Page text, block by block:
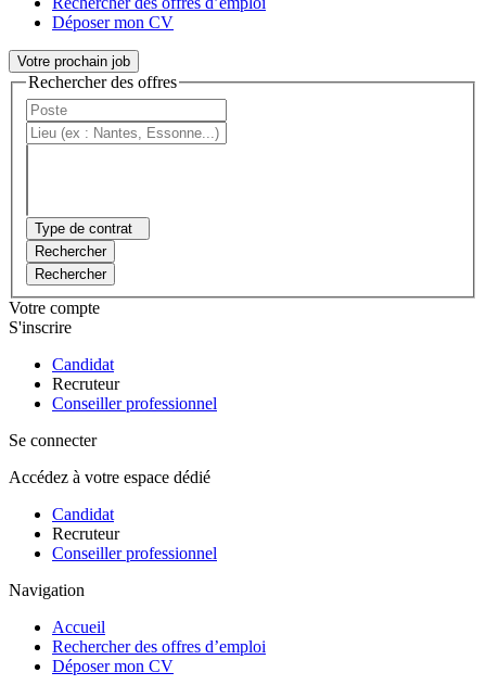
Déposer mon CV
Votre prochain job
Rechercher des offres
Type de contrat
Rechercher
Rechercher
Votre compte
S'inscrire
Candidat
Recruteur
Conseiller professionnel
Se connecter
Accédez à votre espace dédié
Candidat
Recruteur
Conseiller professionnel
Navigation
Accueil
Rechercher des offres d’emploi
Déposer mon CV